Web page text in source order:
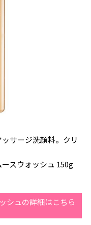
サージ洗顔料。クリ
ースウォッシュ 150g
シュの詳細はこちら